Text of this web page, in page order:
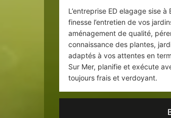
L’entreprise ED elagage sise
finesse l’entretien de vos
aménagement de qualité,
connaissance des plantes,
adaptés à vos attentes en
Sur Mer, planifie et exécute
toujours frais et verdoyant.